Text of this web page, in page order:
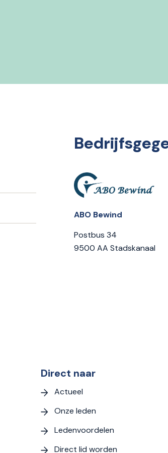
ABO Bewind
Postbus 34
9500 AA Stadskanaal
Direct naar
Actueel
Onze leden
Ledenvoordelen
Direct lid worden